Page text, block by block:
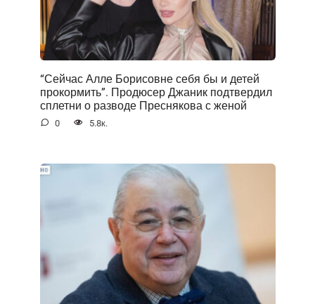
“Сейчас Алле Борисовне себя бы и детей
прокормить”. Продюсер Джаник подтвердил
сплетни о разводе Преснякова с женой
0 5.8к.